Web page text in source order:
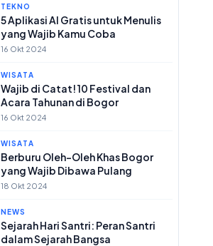
TEKNO
5 Aplikasi AI Gratis untuk Menulis
yang Wajib Kamu Coba
16 Okt 2024
WISATA
Wajib di Catat! 10 Festival dan
Acara Tahunan di Bogor
16 Okt 2024
WISATA
Berburu Oleh-Oleh Khas Bogor
yang Wajib Dibawa Pulang
18 Okt 2024
NEWS
Sejarah Hari Santri: Peran Santri
dalam Sejarah Bangsa